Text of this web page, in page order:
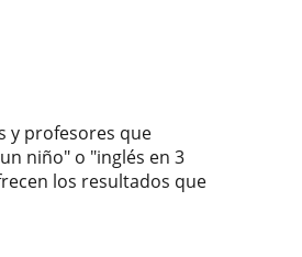
y profesores que
niño" o "inglés en 3
los resultados que